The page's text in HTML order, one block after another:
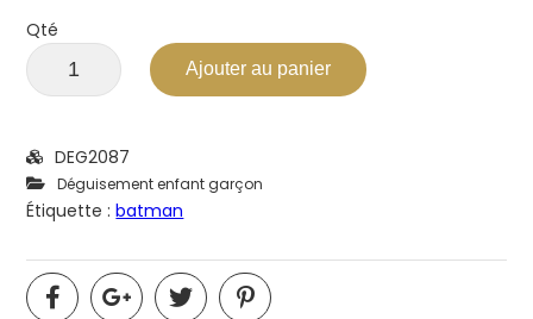
Qté
Ajouter au panier
DEG2087
Déguisement enfant garçon
Étiquette :batman